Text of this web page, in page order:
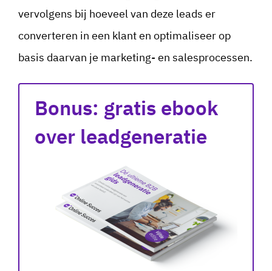
vervolgens bij hoeveel van deze leads er
converteren in een klant en optimaliseer op
basis daarvan je marketing- en salesprocessen.
Bonus: gratis ebook
over leadgeneratie